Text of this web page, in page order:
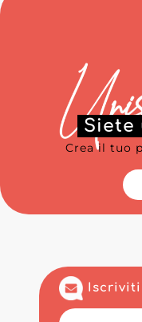
Siete
Crea il tuo
Iscriviti